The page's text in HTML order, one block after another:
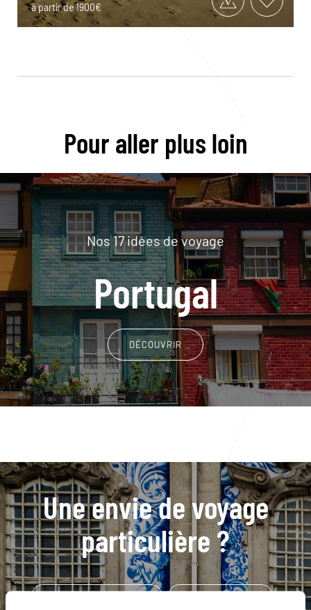
à partir de 1900€
Pour aller plus loin
Nos 17 idées de voyage
Portugal
DÉCOUVRIR
Une envie de voyage
particulière ?
Arco de Sao Jorge - Madère Boaventura - Madère